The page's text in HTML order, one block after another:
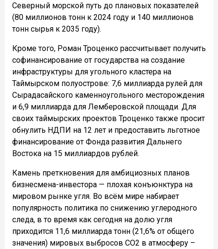
Северный морской путь до плановых показателей
(80 миллионов тонн к 2024 году и 140 миллионов
тонн сырья к 2035 году).
Кроме того, Роман Троценко рассчитывает получить
софинансирование от государства на создание
инфраструктуры для угольного кластера на
Таймырском полуострове: 7,6 миллиарда рулей для
Сырадасайского каменноугольного месторождения
и 6,9 миллиарда для Лемберовской площади. Для
своих таймырских проектов Троценко также просит
обнулить НДПИ на 12 лет и предоставить льготное
финансирование от Фонда развития Дальнего
Востока на 15 миллиардов рублей.
Камень преткновения для амбициозных планов
бизнесмена-инвестора — плохая конъюнктура на
мировом рынке угля. Во всём мире набирает
популярность политика по снижению углеродного
следа, в то время как сегодня на долю угля
приходится 11,6 миллиарда тонн (21,6% от общего
значения) мировых выбросов CO2 в атмосферу –